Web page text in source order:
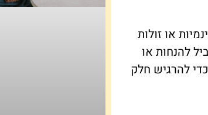
או זולות
להנחות או
להרגיש חלק